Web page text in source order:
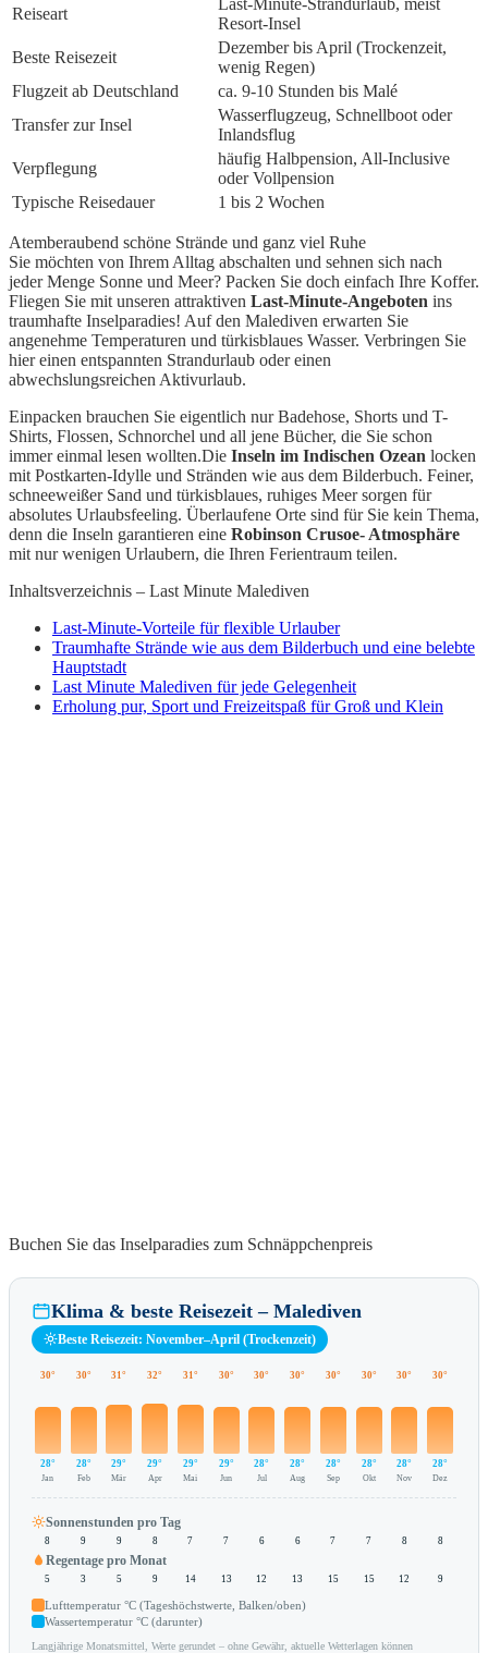
Reiseart
Resort-Insel
Beste Reisezeit
Dezember bis April (Trockenzeit,
wenig Regen)
Flugzeit ab Deutschland
ca. 9-10 Stunden bis Malé
Transfer zur Insel
Wasserflugzeug, Schnellboot oder
Inlandsflug
Verpflegung
häufig Halbpension, All-Inclusive
oder Vollpension
Typische Reisedauer
1 bis 2 Wochen
Atemberaubend schöne Strände und ganz viel Ruhe
Sie möchten von Ihrem Alltag abschalten und sehnen sich nach
jeder Menge Sonne und Meer? Packen Sie doch einfach Ihre Koffer.
Fliegen Sie mit unseren attraktiven Last-Minute-Angeboten ins
traumhafte Inselparadies! Auf den Malediven erwarten Sie
angenehme Temperaturen und türkisblaues Wasser. Verbringen Sie
hier einen entspannten Strandurlaub oder einen
abwechslungsreichen Aktivurlaub.
Einpacken brauchen Sie eigentlich nur Badehose, Shorts und T-
Shirts, Flossen, Schnorchel und all jene Bücher, die Sie schon
immer einmal lesen wollten.Die Inseln im Indischen Ozean locken
mit Postkarten-Idylle und Stränden wie aus dem Bilderbuch. Feiner,
schneeweißer Sand und türkisblaues, ruhiges Meer sorgen für
absolutes Urlaubsfeeling. Überlaufene Orte sind für Sie kein Thema,
denn die Inseln garantieren eine Robinson Crusoe- Atmosphäre
mit nur wenigen Urlaubern, die Ihren Ferientraum teilen.
Inhaltsverzeichnis – Last Minute Malediven
Last-Minute-Vorteile für flexible Urlauber
Traumhafte Strände wie aus dem Bilderbuch und eine belebte
Hauptstadt
Last Minute Malediven für jede Gelegenheit
Erholung pur, Sport und Freizeitspaß für Groß und Klein
Buchen Sie das Inselparadies zum Schnäppchenpreis
Klima & beste Reisezeit – Malediven
Beste Reisezeit: November–April (Trockenzeit)
30°
28°
Jan
30°
28°
Feb
31°
29°
Mär
32°
29°
Apr
31°
29°
Mai
30°
29°
Jun
30°
28°
Jul
30°
28°
Aug
30°
28°
Sep
30°
28°
Okt
30°
28°
Nov
30°
28°
Dez
Sonnenstunden pro Tag
8 9 9 8 7 7 6 6 7 7 8 8
Regentage pro Monat
5 3 5 9 14 13 12 13 15 15 12 9
Lufttemperatur °C (Tageshöchstwerte, Balken/oben)
Wassertemperatur °C (darunter)
Langjährige Monatsmittel, Werte gerundet – ohne Gewähr, aktuelle Wetterlagen können